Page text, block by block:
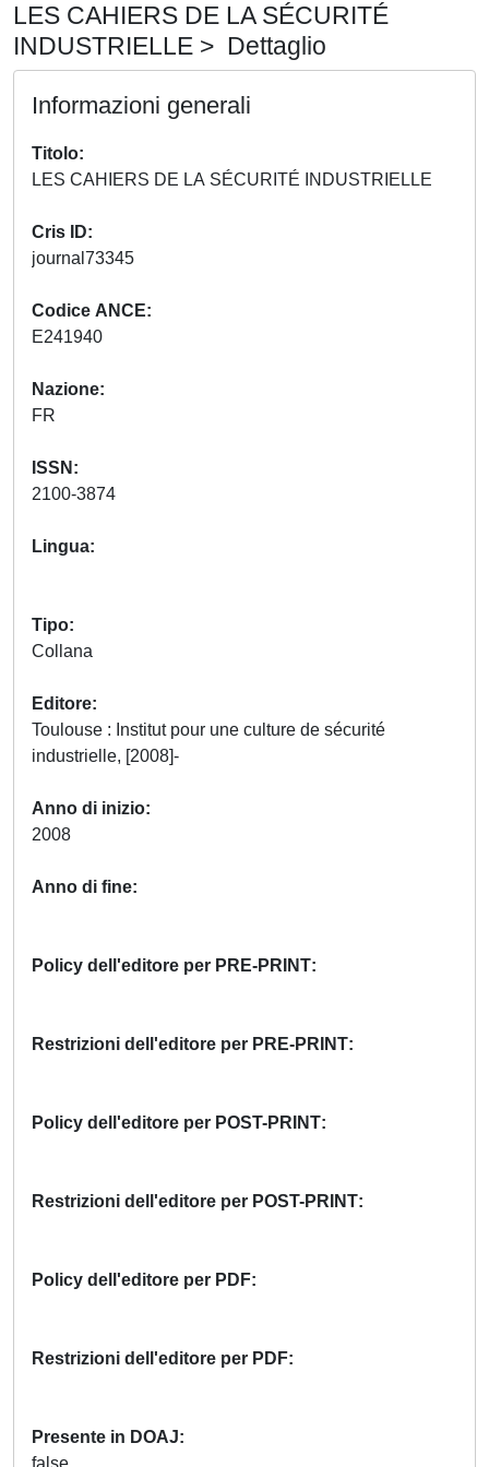
LES CAHIERS DE LA SÉCURITÉ
INDUSTRIELLE > Dettaglio
Informazioni generali
Titolo
Cris ID
Codice ANCE
Nazione
ISSN
Lingua
Tipo
Collana
Editore
Toulouse : Institut pour une culture de sécurité
Anno di inizio
Anno di fine
Policy dell'editore per PRE-PRINT
Restrizioni dell'editore per PRE-PRINT
Policy dell'editore per POST-PRINT
Restrizioni dell'editore per POST-PRINT
Policy dell'editore per PDF
Restrizioni dell'editore per PDF
Presente in DOAJ